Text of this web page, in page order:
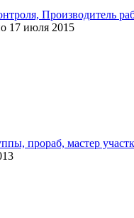
Производитель
17 июля 2015
прораб, мастер